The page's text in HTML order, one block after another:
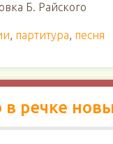
Б. Райского
, партитура, песня
в речке